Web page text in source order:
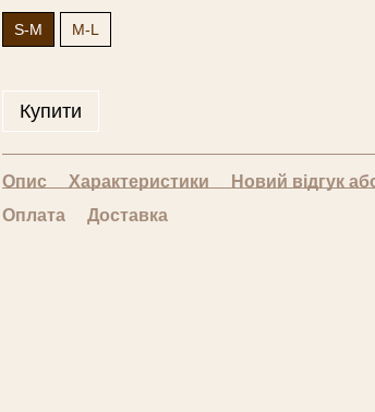
S-M M-L
Купити
Опис Характеристики
Новий відгук
Оплата
Доставка